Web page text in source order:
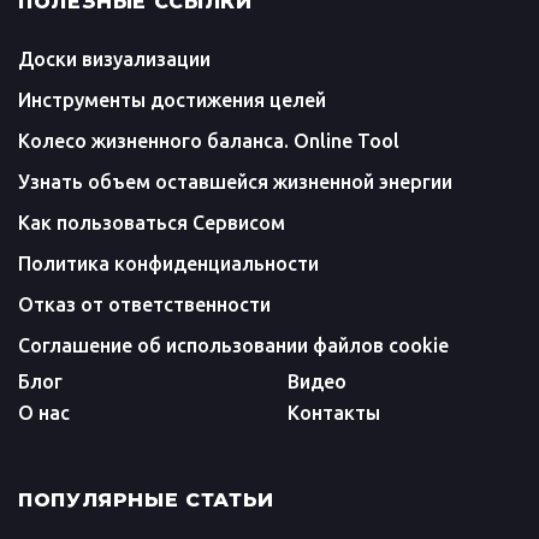
Доски визуализации
Инструменты достижения целей
Колесо жизненного баланса. Online Tool
Узнать объем оставшейся жизненной энергии
Как пользоваться Сервисом
Политика конфиденциальности
Отказ от ответственности
Соглашение об использовании файлов cookie
Блог
Видео
О нас
Контакты
ПОПУЛЯРНЫЕ СТАТЬИ